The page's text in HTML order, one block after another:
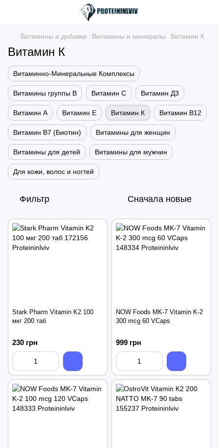
Витамины и добавки Витамины и минералы Витамин К
Витамин К
Витаминно-Минеральные Комплексы
Витамины группы B Витамин C Витамин Д3
Витамин А Витамин Е Витамин К Витамин В12
Витамин В7 (Биотин) Витамины для женщин
Витамины для детей Витамины для мужчин
Для кожи, волос и ногтей
Фильтр Сначала новые
Stark Pharm Vitamin K2 100
мкг 200 таб
230 грн
NOW Foods MK-7 Vitamin K-2
300 mcg 60 VCaps
999 грн